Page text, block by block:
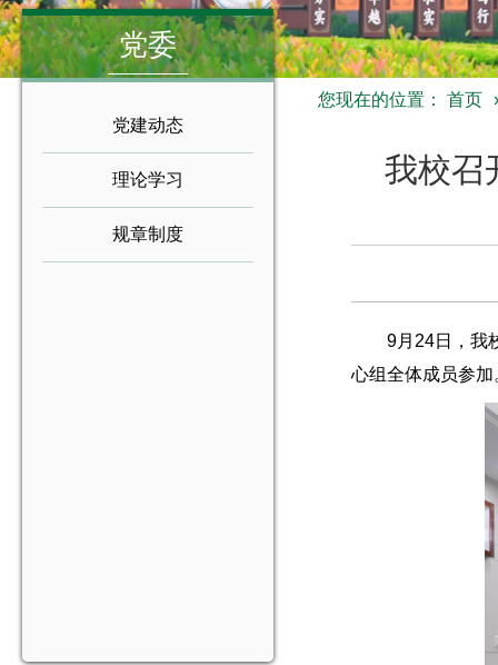
党委
党建动态
理论学习
规章制度
您现在的位置： 首页
我校召
9月24日，我
心组全体成员参加